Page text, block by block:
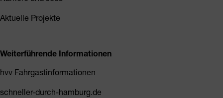
Aktuelle Projekte
Weiterführende Informationen
hvv Fahrgastinformationen
schneller-durch-hamburg.de